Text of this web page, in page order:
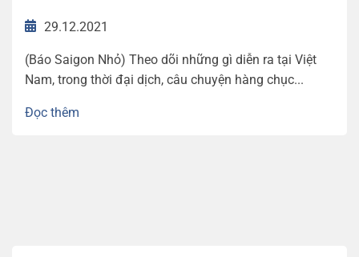
29.12.2021
(Báo Saigon Nhỏ) Theo dõi những gì diễn ra tại Việt
Nam, trong thời đại dịch, câu chuyện hàng chục...
Đọc thêm